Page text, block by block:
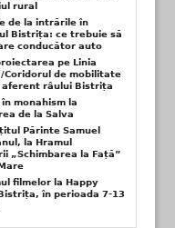
rural
de la intrările în
Bistrița: ce trebuie să
conducător auto
pe Linia
Coridorul de mobilitate
aferent râului Bistrița
monahism la
de la Salva
Părinte Samuel
la Hramul
„Schimbarea la Față”
filmelor la Happy
în perioada 7-13